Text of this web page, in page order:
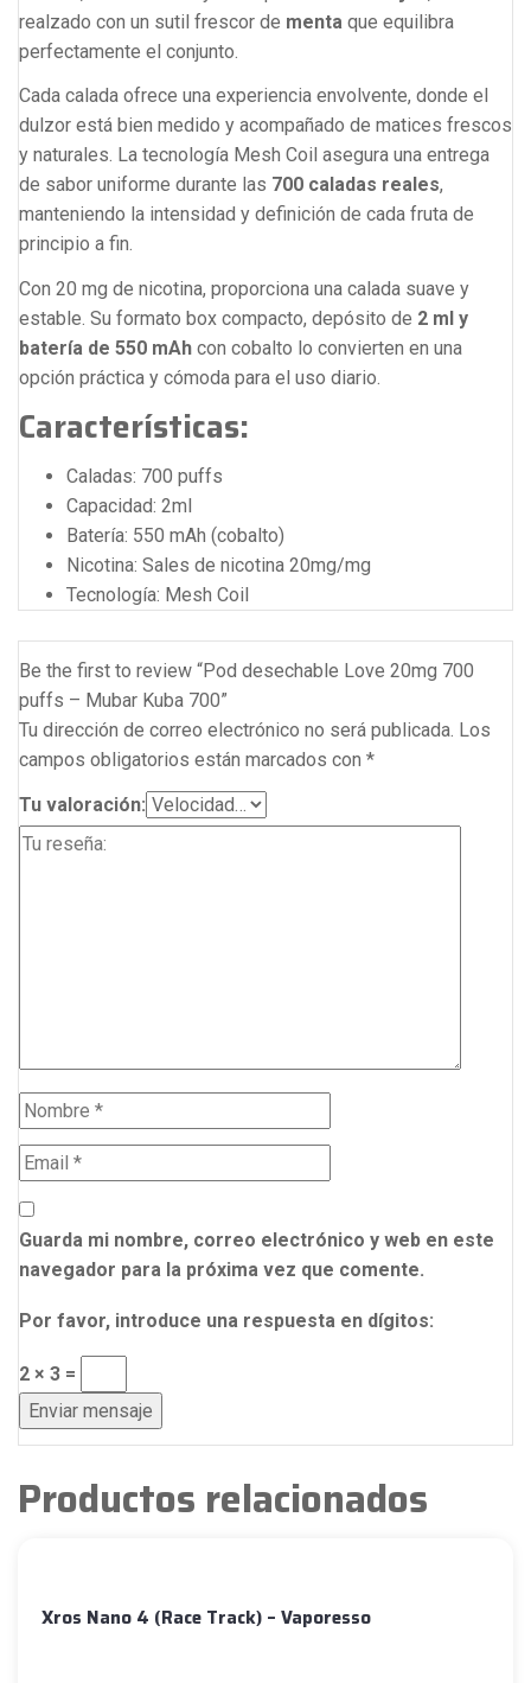
realzado con un sutil frescor de menta que equilibra
perfectamente el conjunto.
Cada calada ofrece una experiencia envolvente, donde el
dulzor está bien medido y acompañado de matices frescos
y naturales. La tecnología Mesh Coil asegura una entrega
de sabor uniforme durante las 700 caladas reales,
manteniendo la intensidad y definición de cada fruta de
principio a fin.
Con 20 mg de nicotina, proporciona una calada suave y
estable. Su formato box compacto, depósito de 2 ml y
batería de 550 mAh con cobalto lo convierten en una
opción práctica y cómoda para el uso diario.
Características:
Caladas: 700 puffs
Capacidad: 2ml
Batería: 550 mAh (cobalto)
Nicotina: Sales de nicotina 20mg/mg
Tecnología: Mesh Coil
Be the first to review “Pod desechable Love 20mg 700
puffs – Mubar Kuba 700”
Tu dirección de correo electrónico no será publicada. Los
campos obligatorios están marcados con *
Tu valoración:
Guarda mi nombre, correo electrónico y web en este
navegador para la próxima vez que comente.
Por favor, introduce una respuesta en dígitos:
2 × 3 =
Productos relacionados
Xros Nano 4 (Race Track) – Vaporesso